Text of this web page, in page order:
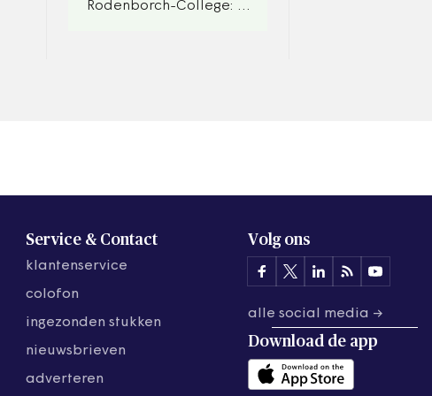
Rodenborch-College: in
Service & Contact
klantenservice
colofon
ingezonden stukken
nieuwsbrieven
adverteren
Volg ons
alle social media →
Download de app